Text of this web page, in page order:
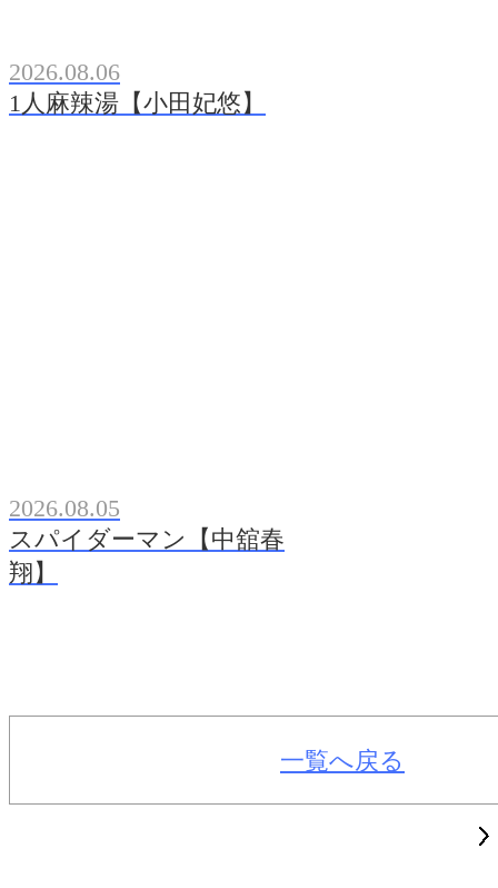
2026.08.06
1人麻辣湯【小田妃悠】
2026.08.05
スパイダーマン【中舘春
翔】
一覧へ戻る